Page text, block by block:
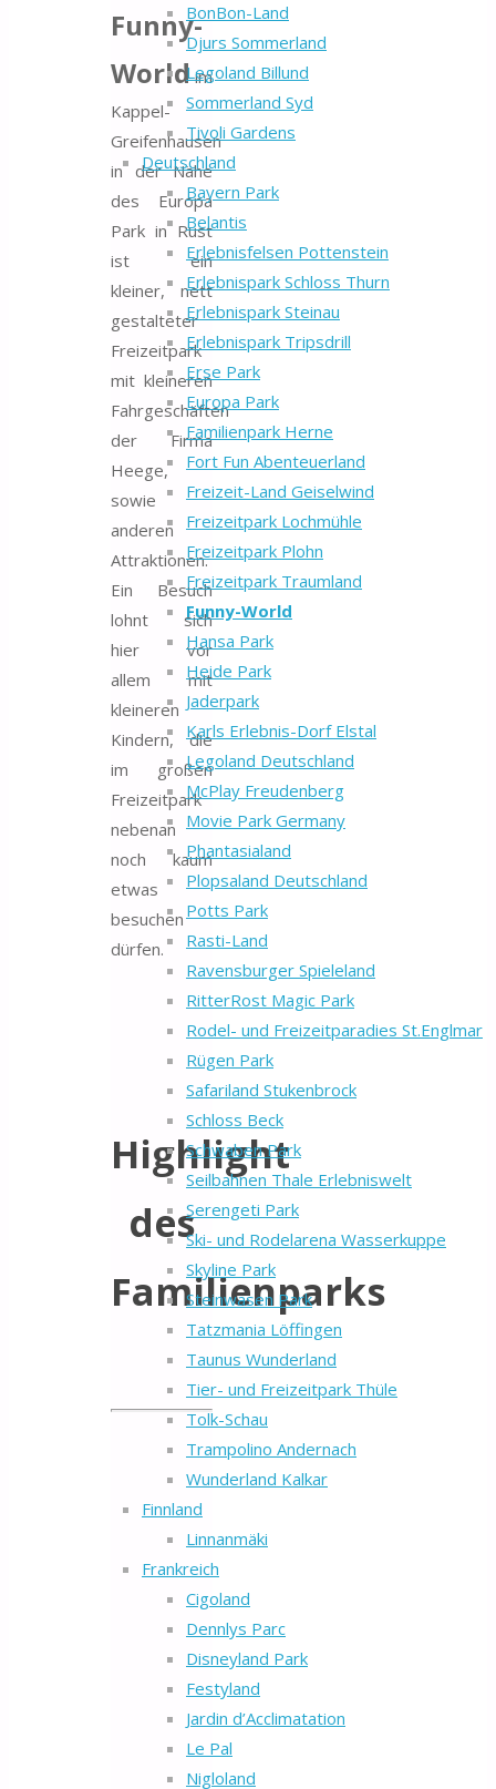
BonBon-Land
Djurs Sommerland
Legoland Billund
Sommerland Syd
Tivoli Gardens
Deutschland
Bayern Park
Belantis
Erlebnisfelsen Pottenstein
Erlebnispark Schloss Thurn
Erlebnispark Steinau
Erlebnispark Tripsdrill
Erse Park
Europa Park
Familienpark Herne
Fort Fun Abenteuerland
Freizeit-Land Geiselwind
Freizeitpark Lochmühle
Freizeitpark Plohn
Freizeitpark Traumland
Funny-World
Hansa Park
Heide Park
Jaderpark
Karls Erlebnis-Dorf Elstal
Legoland Deutschland
McPlay Freudenberg
Movie Park Germany
Phantasialand
Plopsaland Deutschland
Potts Park
Rasti-Land
Ravensburger Spieleland
RitterRost Magic Park
Rodel- und Freizeitparadies St.Englmar
Rügen Park
Safariland Stukenbrock
Schloss Beck
Schwaben Park
Seilbahnen Thale Erlebniswelt
Serengeti Park
Ski- und Rodelarena Wasserkuppe
Skyline Park
Steinwasen Park
Tatzmania Löffingen
Taunus Wunderland
Tier- und Freizeitpark Thüle
Tolk-Schau
Trampolino Andernach
Wunderland Kalkar
Finnland
Linnanmäki
Frankreich
Cigoland
Dennlys Parc
Disneyland Park
Festyland
Jardin d’Acclimatation
Le Pal
Nigloland
Funny-
Worldim
Kappel-
Greifenhausen
in der Nähe
des Europa
Park in Rust
ist ein
kleiner, nett
gestalteter
Freizeitpark
mit kleineren
Fahrgeschäften
der Firma
Heege,
sowie
anderen
Attraktionen.
Ein Besuch
lohnt sich
hier vor
allem mit
kleineren
Kindern, die
im großen
Freizeitpark
nebenan
noch kaum
etwas
besuchen
dürfen.
Highlight
des
Familienparks